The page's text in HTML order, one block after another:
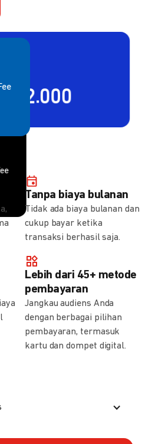
Tanpa biaya bulanan
Tidak ada biaya bulanan dan
cukup bayar ketika
transaksi berhasil saja.
Lebih dari 45+ metode
pembayaran
Jangkau audiens Anda
dengan berbagai pilihan
pembayaran, termasuk
kartu dan dompet digital.